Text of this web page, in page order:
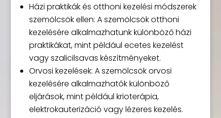
Házi praktikák és otthoni kezelési módszerek
szemölcsök ellen: A szemölcsök otthoni
kezelésére alkalmazhatunk különböző házi
praktikákat, mint például ecetes kezelést
vagy szalicilsavas készítményeket.
Orvosi kezelések: A szemölcsök orvosi
kezelésére alkalmazhatók különböző
eljárások, mint például krioterápia,
elektrokauterizáció vagy lézeres kezelés.